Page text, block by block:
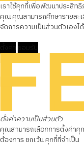
เราใช้คุกกี้เพื่อพัฒนาประสิท
คุณ คุณสามารถศึกษารายละ
จัดการความเป็นส่วนตัวเอง
ตั้งค่าความเป็นส่วนตัว
คุณสามารถเลือกการตั้งค่าคุ
ต้องการ ยกเว้น คุกกี้ที่จำเป็น